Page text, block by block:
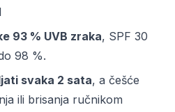
93 % UVB zraka, SPF 30
98 %.
svaka 2 sata, a češće
ili brisanja ručnikom